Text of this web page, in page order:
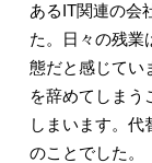
あるIT関連の会
た。日々の残業
態だと感じてい
を辞めてしまう
しまいます。代
のことでした。